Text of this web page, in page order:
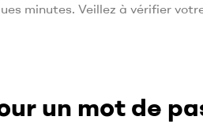
minutes. Veillez à vérifier
un mot de